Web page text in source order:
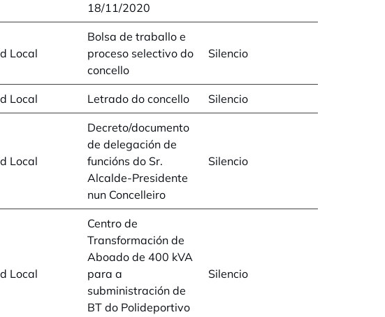
18/11/2020
Local
Bolsa de traballo e
proceso selectivo do
concello
Silencio
Local Letrado do concello Silencio
Local
Decreto/documento
de delegación de
funcións do Sr.
Alcalde-Presidente
nun Concelleiro
Silencio
Local
Centro de
Transformación de
Aboado de 400 kVA
para a
subministración de
BT do Polideportivo
Silencio